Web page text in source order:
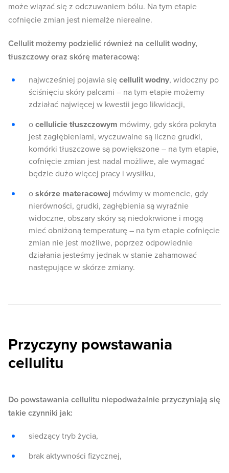
może wiązać się z odczuwaniem bólu. Na tym etapie
cofnięcie zmian jest niemalże nierealne.
Cellulit możemy podzielić również na cellulit wodny,
tłuszczowy oraz skórę materacową:
najwcześniej pojawia się cellulit wodny, widoczny po
ściśnięciu skóry palcami – na tym etapie możemy
zdziałać najwięcej w kwestii jego likwidacji,
o cellulicie tłuszczowym mówimy, gdy skóra pokryta
jest zagłębieniami, wyczuwalne są liczne grudki,
komórki tłuszczowe są powiększone – na tym etapie,
cofnięcie zmian jest nadal możliwe, ale wymagać
będzie dużo więcej pracy i wysiłku,
o skórze materacowej mówimy w momencie, gdy
nierówności, grudki, zagłębienia są wyraźnie
widoczne, obszary skóry są niedokrwione i mogą
mieć obniżoną temperaturę – na tym etapie cofnięcie
zmian nie jest możliwe, poprzez odpowiednie
działania jesteśmy jednak w stanie zahamować
następujące w skórze zmiany.
Przyczyny powstawania
cellulitu
Do powstawania cellulitu niepodważalnie przyczyniają się
takie czynniki jak:
siedzący tryb życia,
brak aktywności fizycznej,